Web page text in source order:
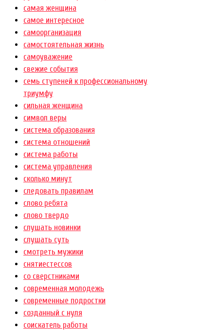
самая женщина
самое интересное
самоорганизация
самостоятельная жизнь
самоуважение
свежие события
семь ступеней к профессиональному
триумфу
сильная женщина
символ веры
система образования
система отношений
система работы
система управления
сколько минут
следовать правилам
слово ребята
слово твердо
слушать новинки
слушать суть
смотреть мужики
снятиестессов
со сверстниками
современная молодежь
современные подростки
созданный с нуля
соискатель работы